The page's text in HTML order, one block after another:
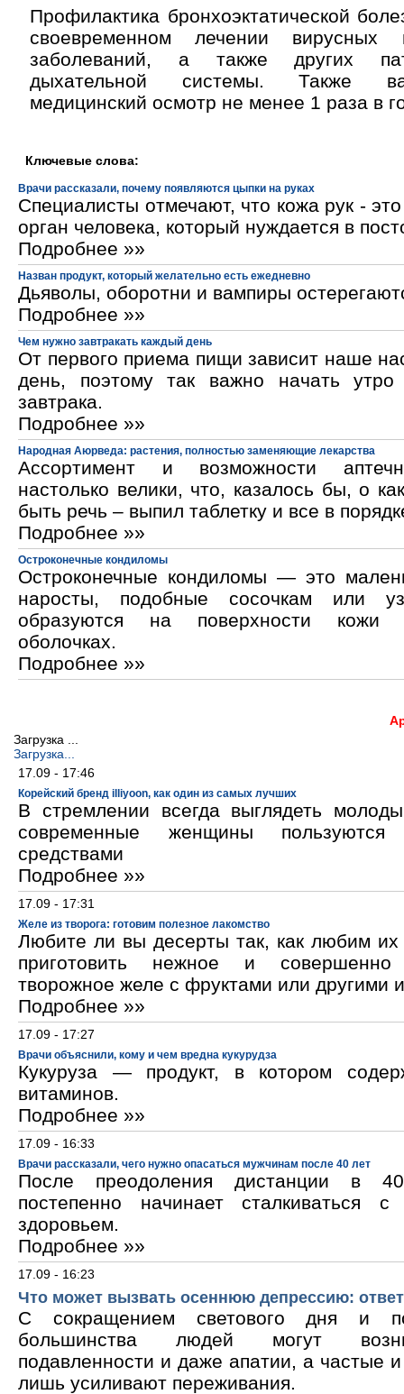
Профилактика бронхоэктатической
своевременном лечении вирусных
заболеваний, а также других
дыхательной системы. Также
медицинский осмотр не менее 1 раза в
Ключевые слова:
Врачи рассказали, почему появляются цыпки на руках
Специалисты отмечают, что кожа рук -
орган человека, который нуждается в
Подробнее »»
Назван продукт, который желательно есть ежедневно
Дьяволы, оборотни и вампиры
Подробнее »»
Чем нужно завтракать каждый день
От первого приема пищи зависит наше
день, поэтому так важно начать утро
завтрака.
Подробнее »»
Народная Аюрведа: растения, полностью заменяющие лекарства
Ассортимент и возможности
настолько велики, что, казалось бы, о
быть речь – выпил таблетку и все в
Подробнее »»
Остроконечные кондиломы
Остроконечные кондиломы — это
наросты, подобные сосочкам или
образуются на поверхности кожи
оболочках.
Подробнее »»
Загрузка ...
Загрузка...
17.09 - 17:46
Корейский бренд illiyoon, как один из самых лучших
В стремлении всегда выглядеть
современные женщины пользуются
средствами
Подробнее »»
17.09 - 17:31
Желе из творога: готовим полезное лакомство
Любите ли вы десерты так, как любим
приготовить нежное и
творожное желе с фруктами или другими
Подробнее »»
17.09 - 17:27
Врачи объяснили, кому и чем вредна кукурудза
Кукуруза — продукт, в котором
витаминов.
Подробнее »»
17.09 - 16:33
Врачи рассказали, чего нужно опасаться мужчинам после 40 лет
После преодоления дистанции в
постепенно начинает сталкиваться
здоровьем.
Подробнее »»
17.09 - 16:23
Что может вызвать осеннюю депрессию:
С сокращением светового дня и
большинства людей могут
подавленности и даже апатии, а частые
лишь усиливают переживания.